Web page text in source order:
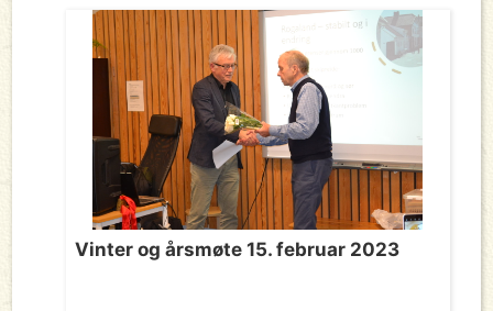
Vinter og årsmøte 15. februar 2023